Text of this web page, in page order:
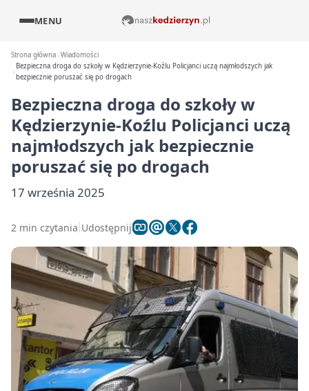
MENU
Strona główna Wiadomości
Bezpieczna droga do szkoły w Kędzierzynie-Koźlu Policjanci uczą najmłodszych jak
bezpiecznie poruszać się po drogach
Bezpieczna droga do szkoły w
Kędzierzynie-Koźlu Policjanci uczą
najmłodszych jak bezpiecznie
poruszać się po drogach
17 września 2025
2 min czytania Udostępnij